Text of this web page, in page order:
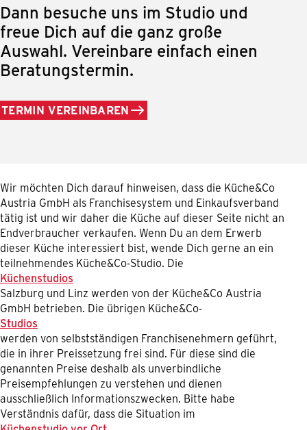
Dann besuche uns im Studio und
freue Dich auf die ganz große
Auswahl. Vereinbare einfach einen
Beratungstermin.
TERMIN VEREINBAREN
Wir möchten Dich darauf hinweisen, dass die Küche&Co
Austria GmbH als Franchisesystem und Einkaufsverband
tätig ist und wir daher die Küche auf dieser Seite nicht an
Endverbraucher verkaufen. Wenn Du an dem Erwerb
dieser Küche interessiert bist, wende Dich gerne an ein
teilnehmendes Küche&Co-Studio. Die
Küchenstudios
Salzburg und Linz werden von der Küche&Co Austria
GmbH betrieben. Die übrigen Küche&Co-
Studios
werden von selbstständigen Franchisenehmern geführt,
die in ihrer Preissetzung frei sind. Für diese sind die
genannten Preise deshalb als unverbindliche
Preisempfehlungen zu verstehen und dienen
ausschließlich Informationszwecken. Bitte habe
Verständnis dafür, dass die Situation im